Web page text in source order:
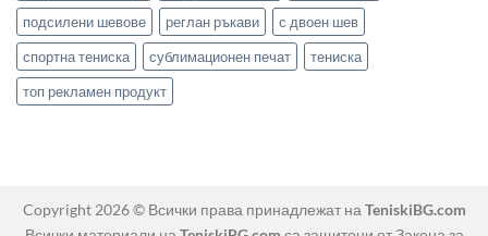
подсилени шевове
реглан ръкави
с двоен шев
спортна тениска
сублимационен печат
тениска
топ рекламен продукт
Copyright 2026 © Всички права принадлежат на TeniskiBG.com